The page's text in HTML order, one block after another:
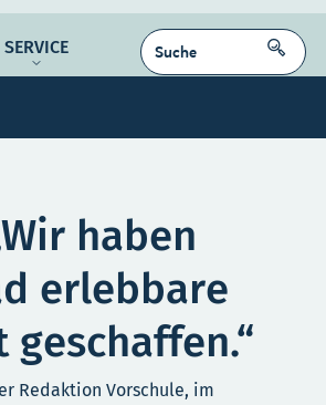
SERVICE SUCHEN
haben
erlebbare
Redaktion Vorschule, im